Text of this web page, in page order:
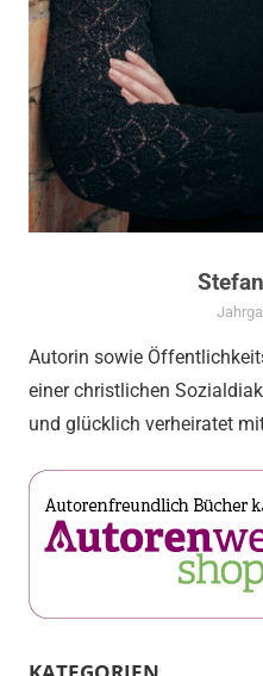
Autorin sowie
einer christlichen
und glücklich verheiratet